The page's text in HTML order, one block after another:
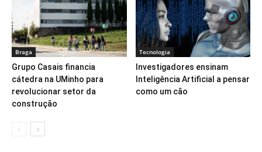
Braga
Grupo Casais financia
cátedra na UMinho para
revolucionar setor da
construção
Tecnologia
Investigadores ensinam
Inteligência Artificial a pensar
como um cão